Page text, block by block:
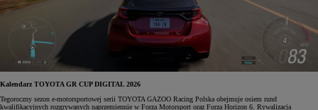
Kalendarz TOYOTA GR CUP DIGITAL 2026
Tegoroczny sezon e-motorsportowej serii TOYOTA GAZOO Racing Polska obejmuje osiem rund
kwalifikacyjnych rozgrywanych naprzemiennie w Forza Motorsport oraz Forza Horizon 6. Rywalizacja